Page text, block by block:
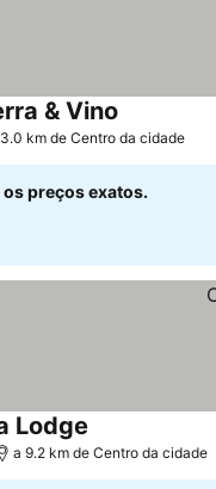
& Vino
km de Centro da cidade
preços exatos.
Lodge
a 9.2 km de Centro da cidade